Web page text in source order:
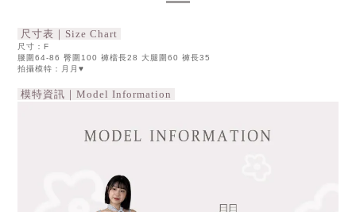
尺寸表｜Size Chart
尺寸：F
腰圍64-86 臀圍100 褲檔長28 大腿圍60 褲長35
拍攝模特：月月♥
模特資訊｜Model Information